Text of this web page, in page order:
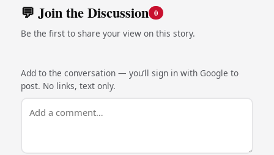
💬 Join the Discussion 0
Be the first to share your view on this story.
Add to the conversation — you’ll sign in with Google to
post. No links, text only.